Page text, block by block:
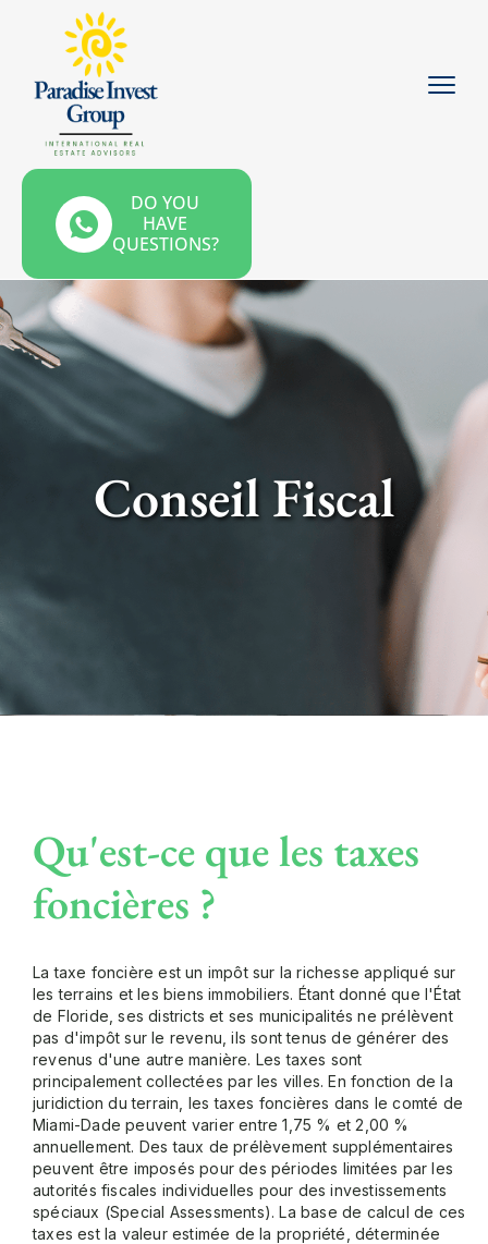
DO YOU
HAVE
QUESTIONS?
Conseil Fiscal
Qu'est-ce que les taxes
foncières ?
La taxe foncière est un impôt sur la richesse appliqué sur
les terrains et les biens immobiliers. Étant donné que l'État
de Floride, ses districts et ses municipalités ne prélèvent
pas d'impôt sur le revenu, ils sont tenus de générer des
revenus d'une autre manière. Les taxes sont
principalement collectées par les villes. En fonction de la
juridiction du terrain, les taxes foncières dans le comté de
Miami-Dade peuvent varier entre 1,75 % et 2,00 %
annuellement. Des taux de prélèvement supplémentaires
peuvent être imposés pour des périodes limitées par les
autorités fiscales individuelles pour des investissements
spéciaux (Special Assessments). La base de calcul de ces
taxes est la valeur estimée de la propriété, déterminée